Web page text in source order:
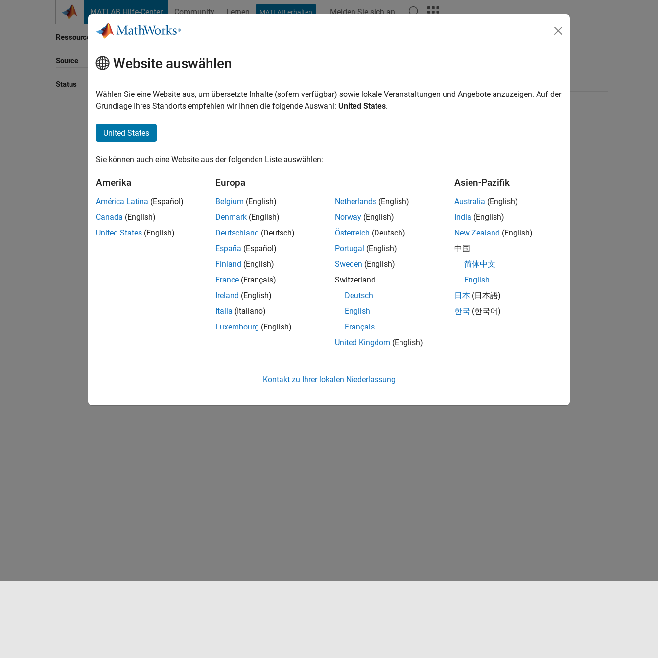
MATLAB Hilfe-Center Community Lernen MATLAB erhalten Melden Sie sich an
Ressource
Source
Status
Sortieren nach
Website auswählen
Wählen Sie eine Website aus, um übersetzte Inhalte (sofern verfügbar) sowie lokale Veranstaltungen und Angebote anzuzeigen. Auf der
Grundlage Ihres Standorts empfehlen wir Ihnen die folgende Auswahl: United States.
United States
Sie können auch eine Website aus der folgenden Liste auswählen:
Amerika
América Latina (Español)
Canada (English)
United States (English)
Europa
Belgium (English)
Denmark (English)
Deutschland (Deutsch)
España (Español)
Finland (English)
France (Français)
Ireland (English)
Italia (Italiano)
Luxembourg (English)
Netherlands (English)
Norway (English)
Österreich (Deutsch)
Portugal (English)
Sweden (English)
Switzerland
Deutsch
English
Français
United Kingdom (English)
Asien-Pazifik
Australia (English)
India (English)
New Zealand (English)
中国
简体中文
English
日本 (日本語)
한국 (한국어)
Kontakt zu Ihrer lokalen Niederlassung